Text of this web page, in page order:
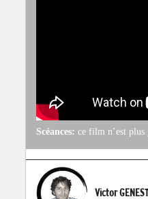
Scéances: ce film n’est plus
Victor